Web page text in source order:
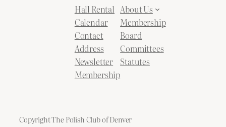
Hall Rental
Calendar
Contact
Address
Newsletter
Membership
About Us
Membership
Board
Committees
Statutes
Copyright The Polish Club of Denver